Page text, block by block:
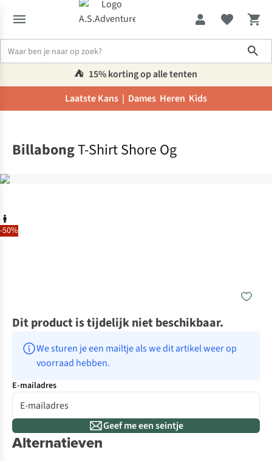
⛺️ 15% korting op alle tenten
Laatste Kans | Dames Heren Kids
-50%
BillabongT-Shirt Shore Og
Dit product is tijdelijk niet beschikbaar.
We sturen je een mailtje als we dit artikel weer op
voorraad hebben.
E-mailadres
Geef me een seintje
Alternatieven